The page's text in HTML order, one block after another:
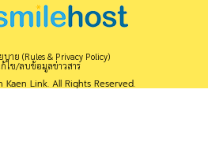
าย (Rules & Privacy Policy)
ก้ไข/ลบข้อมูลข่าวสาร
Link. All Rights Reserved.